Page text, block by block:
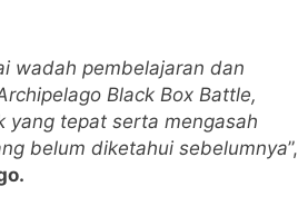
wadah pembelajaran dan
Black Box Battle,
yang tepat serta mengasah
belum diketahui sebelumnya”,